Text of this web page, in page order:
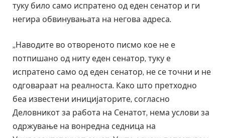
туку било само испратено од еден сенатор и ги
негира обвинувањата на негова адреса.
„Наводите во отвореното писмо кое не е
потпишано од ниту еден сенатор, туку е
испратено само од еден сенатор, не се точни и не
одговараат на реалноста. Како што претходно
беа известени иницијаторите, согласно
Деловникот за работа на Сенатот, нема услови за
одржување на вонредна седница на